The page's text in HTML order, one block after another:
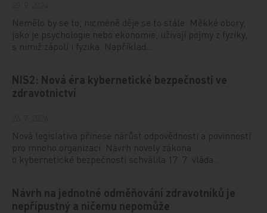
Nemělo by se to, nicméně děje se to stále. Měkké obory,
jako je psychologie nebo ekonomie, užívají pojmy z fyziky,
s nimiž zápolí i fyzika. Například…
NIS2: Nová éra kybernetické bezpečnosti ve
zdravotnictví
Nová legislativa přinese nárůst odpovědnosti a povinností
pro mnoho organizací. Návrh novely zákona
o kybernetické bezpečnosti schválila 17. 7. vláda…
Návrh na jednotné odměňování zdravotníků je
nepřípustný a ničemu nepomůže